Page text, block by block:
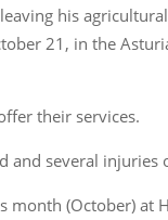
his
21, in the
their services.
several injuries
(October) at